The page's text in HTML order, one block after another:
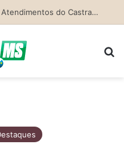
Secretaria da Mulher de Costa Rica abre Agosto Lilás com palestra sobre ciclo da violência e defesa pessoal